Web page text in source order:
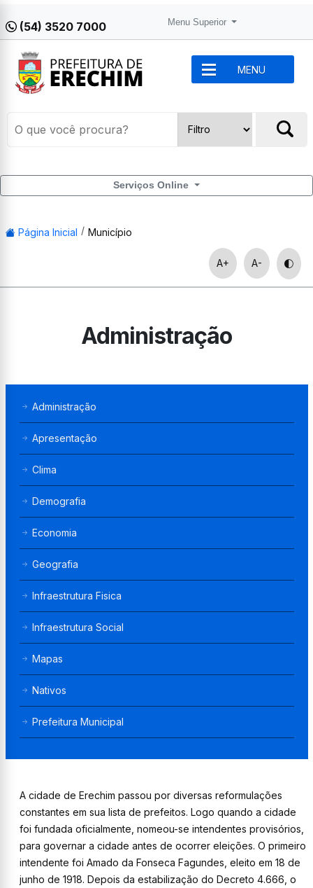
(54) 3520 7000 Menu Superior
MENU
Serviços Online
Página Inicial Município
A+ A-
Administração
Administração
Apresentação
Clima
Demografia
Economia
Geografia
Infraestrutura Fisica
Infraestrutura Social
Mapas
Nativos
Prefeitura Municipal
A cidade de Erechim passou por diversas reformulações
constantes em sua lista de prefeitos. Logo quando a cidade
foi fundada oficialmente, nomeou-se intendentes provisórios,
para governar a cidade antes de ocorrer eleições. O primeiro
intendente foi Amado da Fonseca Fagundes, eleito em 18 de
junho de 1918. Depois da estabilização do Decreto 4.666, o